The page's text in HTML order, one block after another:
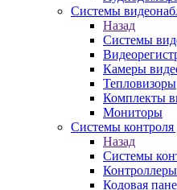
Системы
Назад
Системы
Камеры
Тепловизоры
Комплекты
Мониторы
Системы
Назад
Системы
Кодовая